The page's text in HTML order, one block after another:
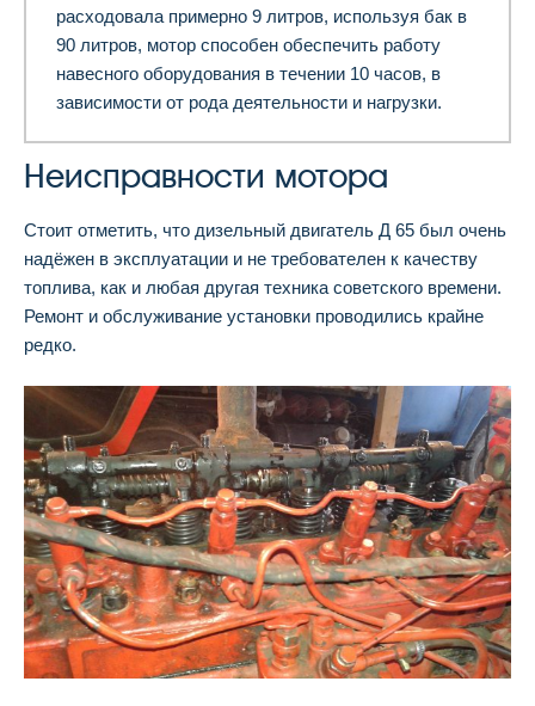
расходовала примерно 9 литров, используя бак в
90 литров, мотор способен обеспечить работу
навесного оборудования в течении 10 часов, в
зависимости от рода деятельности и нагрузки.
Неисправности мотора
Стоит отметить, что дизельный двигатель Д 65 был очень
надёжен в эксплуатации и не требователен к качеству
топлива, как и любая другая техника советского времени.
Ремонт и обслуживание установки проводились крайне
редко.